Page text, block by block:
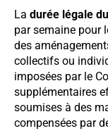
La durée légale
par semaine pour
des
collectifs ou
imposées par le
supplémentaires
soumises à des
compensées par